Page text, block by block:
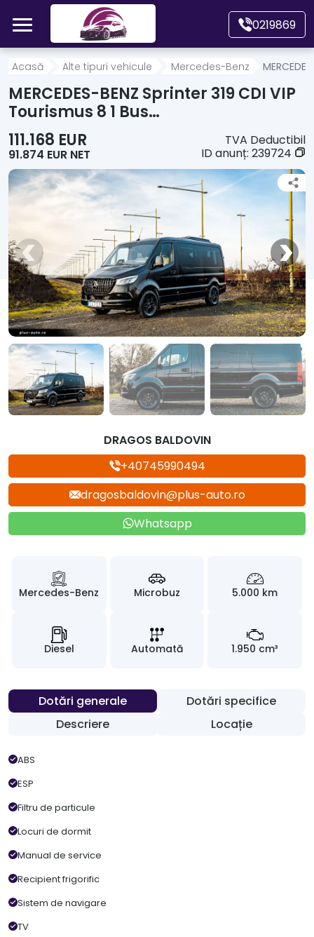
Mergi direct la conținutul principal
0219869
Acasă
Autoturisme
Motociclete
Autoutilitare
Alte tipuri vehicule
Despre Noi
Contact
Acasă Alte tipuri vehicule Mercedes-Benz
MERCEDES-BENZ Sprinter 319 CDI VIP
Tourismus 8 1 Bus…
111.168 EUR
91.874 EUR NET
TVA Deductibil
ID anunț: 239724
DRAGOS BALDOVIN
+40745990494
dragosbaldovin@plus-auto.ro
Whatsapp
Mercedes-Benz Microbuz 5.000 km
Diesel Automată 1.950 cm³
Dotări generale
Dotări specifice
Descriere
Locație
ABS
ESP
Filtru de particule
Locuri de dormit
Manual de service
Recipient frigorific
Sistem de navigare
TV